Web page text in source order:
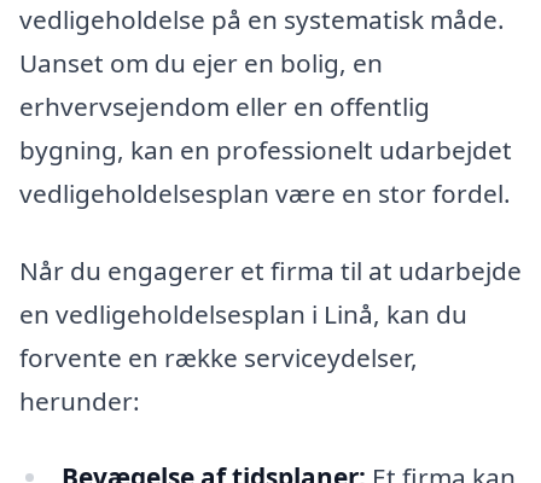
vedligeholdelse på en systematisk måde.
Uanset om du ejer en bolig, en
erhvervsejendom eller en offentlig
bygning, kan en professionelt udarbejdet
vedligeholdelsesplan være en stor fordel.
Når du engagerer et firma til at udarbejde
en vedligeholdelsesplan i Linå, kan du
forvente en række serviceydelser,
herunder: